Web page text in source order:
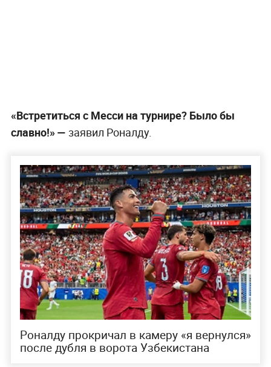
«Встретиться с Месси на турнире? Было бы
славно!» — заявил Роналду.
Роналду прокричал в камеру «я вернулся»
после дубля в ворота Узбекистана